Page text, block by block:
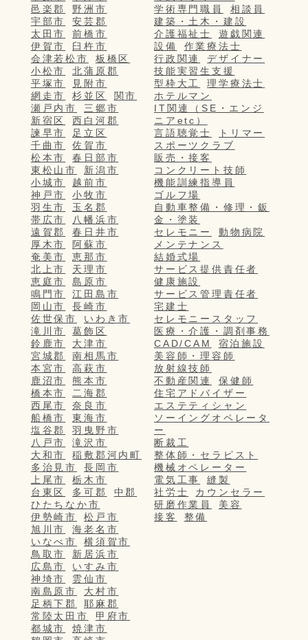
邑楽郡
野洲市
宇部市
安芸郡
太田市
前橋市
伊賀市
臼杵市
会津若松市
板橋区
小松市
北蒲原郡
平塚市
見附市
網走市
杉並区
関市
瀬戸内市
三郷市
新宿区
西白河郡
諫早市
足立区
千曲市
佐賀市
松本市
春日部市
東松山市
新潟市
小城市
越前市
神戸市
小牧市
羽生市
玉名郡
帯広市
八幡浜市
遠賀郡
春日井市
厚木市
阿蘇市
奄美市
恵那市
北上市
天理市
恵庭市
島原市
鳴門市
江田島市
岡山市
長崎市
佐世保市
いわき市
滝川市
葛飾区
鈴鹿市
大津市
宮城郡
南相馬市
本宮市
高萩市
鹿沼市
熊本市
橋本市
二海郡
西尾市
奈良市
船橋市
東海市
塩谷郡
羽曳野市
八戸市
滝沢市
大和市
稲敷郡河内町
多治見市
長岡市
上尾市
栃木市
台東区
多可郡
中郡
ひたちなか市
伊勢崎市
松戸市
旭川市
海老名市
いなべ市
横須賀市
鳥取市
新居浜市
広島市
いすみ市
神埼市
雲仙市
南島原市
大村市
足柄下郡
耶麻郡
常陸太田市
甲府市
都城市
焼津市
学術専門職員
相談員
建築・土木・建設
介護福祉士
遊戯関連
設備
作業療法士
行政関連
デザイナー
技能実習生支援
型枠大工
理学療法士
ホテルマン
IT関連（SE・エンジ
ニアetc）
言語聴覚士
トリマー
スポーツクラブ
販売・接客
コンクリート技師
機能訓練指導員
ゴルフ場
自動車整備・修理・鈑
金・塗装
セレモニー
動物病院
メンテナンス
結婚式場
サービス提供責任者
健康施設
サービス管理責任者
宅建士
セレモニースタッフ
医療・介護・調剤事務
CAD/CAM
宿泊施設
美容師・理容師
放射線技師
不動産関連
保健師
住宅アドバイザー
エステティシャン
ソーイングオペレータ
ー
断裁工
整体師・セラピスト
機械オペレーター
電気工事
縫製
社労士
カウンセラー
研磨作業員
美容
接客
整備